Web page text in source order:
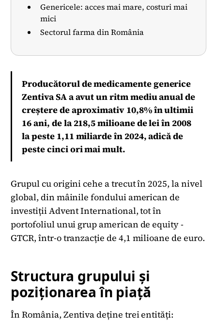
Genericele: acces mai mare, costuri mai
mici
Sectorul farma din România
Producătorul de medicamente generice
Zentiva SA a avut un ritm mediu anual de
creștere de aproximativ 10,8% în ultimii
16 ani, de la 218,5 milioane de lei în 2008
la peste 1,11 miliarde în 2024, adică de
peste cinci ori mai mult.
Grupul cu origini cehe a trecut în 2025, la nivel
global, din mâinile fondului american de
investiții Advent International, tot în
portofoliul unui grup american de equity -
GTCR, într-o tranzacție de 4,1 milioane de euro.
Structura grupului și
poziționarea în piață
În România, Zentiva deține trei entități: